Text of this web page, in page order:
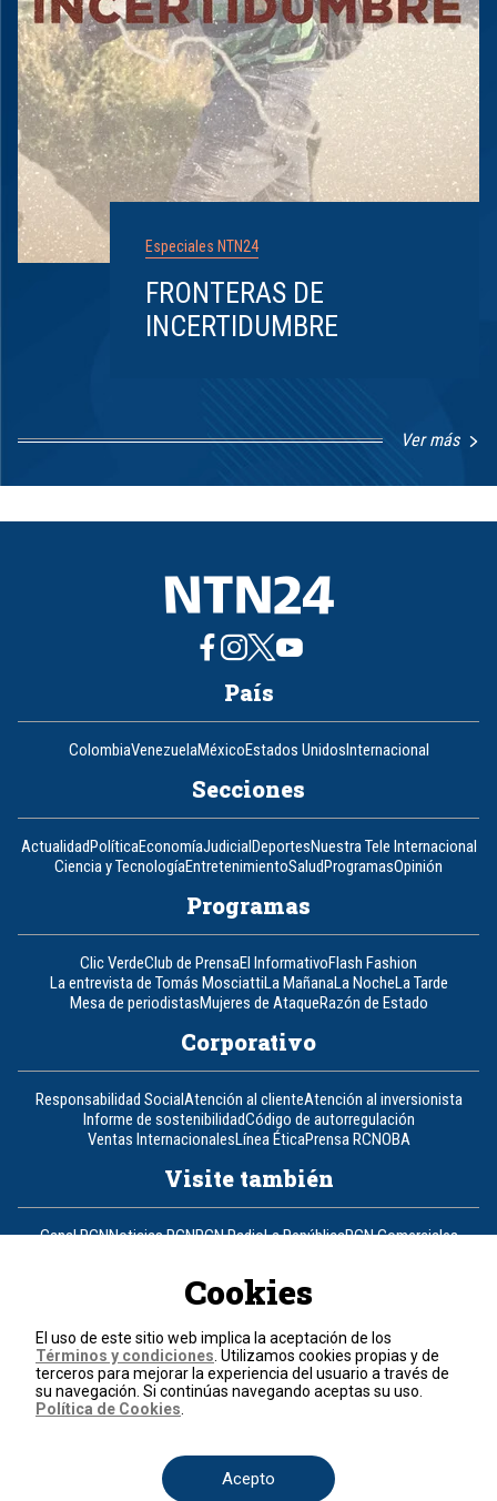
Especiales NTN24
FRONTERAS DE
INCERTIDUMBRE
Ver más
1
8
País
ColombiaVenezuelaMéxicoEstados UnidosInternacional
Secciones
ActualidadPolíticaEconomíaJudicialDeportesNuestra Tele Internacional
Ciencia y TecnologíaEntretenimientoSaludProgramasOpinión
Programas
Clic VerdeClub de PrensaEl InformativoFlash Fashion
La entrevista de Tomás MosciattiLa MañanaLa NocheLa Tarde
Mesa de periodistasMujeres de AtaqueRazón de Estado
Corporativo
Responsabilidad SocialAtención al clienteAtención al inversionista
Informe de sostenibilidadCódigo de autorregulación
Ventas InternacionalesLínea ÉticaPrensa RCNOBA
Visite también
Canal RCNNoticias RCNRCN RadioLa RepúblicaRCN Comerciales
Un producto de RCN Televisión
Contáctenos
Teléfono+57 (601) 426 92 92
Términos y condiciones
Cookies
El uso de este sitio web implica la aceptación de los
Términos y condiciones . Utilizamos cookies propias y de
terceros para mejorar la experiencia del usuario a través de
su navegación. Si continúas navegando aceptas su uso.
Política de Cookies
Acepto